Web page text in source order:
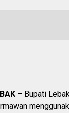
– Bupati